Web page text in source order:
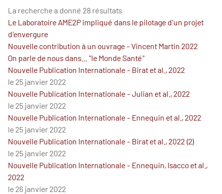
La recherche a donné 28 résultats
Le Laboratoire AME2P impliqué dans le pilotage d'un projet
d'envergure
Nouvelle contribution à un ouvrage - Vincent Martin 2022
On parle de nous dans... "le Monde Santé"
Nouvelle Publication Internationale - Birat et al., 2022
le 25 janvier 2022
Nouvelle Publication Internationale - Julian et al., 2022
le 25 janvier 2022
Nouvelle Publication Internationale - Ennequin et al., 2022
le 25 janvier 2022
Nouvelle Publication Internationale - Birat et al., 2022 (2)
le 25 janvier 2022
Nouvelle Publication Internationale - Ennequin, Isacco et al.,
2022
le 26 janvier 2022